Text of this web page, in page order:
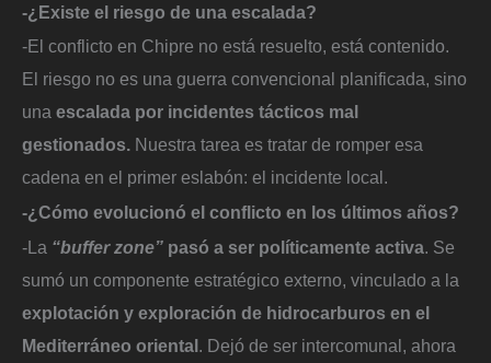
-¿Existe el riesgo de una escalada?
-El conflicto en Chipre no está resuelto, está contenido.
El riesgo no es una guerra convencional planificada, sino
una escalada por incidentes tácticos mal
gestionados. Nuestra tarea es tratar de romper esa
cadena en el primer eslabón: el incidente local.
-¿Cómo evolucionó el conflicto en los últimos años?
-La “buffer zone” pasó a ser políticamente activa . Se
sumó un componente estratégico externo, vinculado a la
explotación y exploración de hidrocarburos en el
Mediterráneo oriental . Dejó de ser intercomunal, ahora